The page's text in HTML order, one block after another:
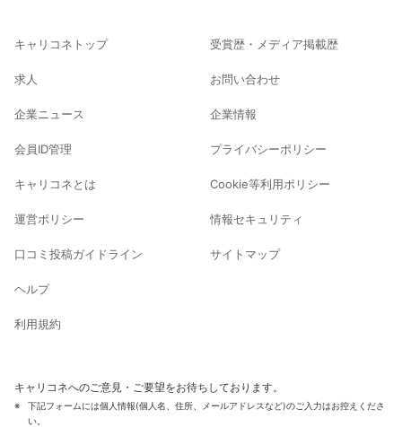
キャリコネトップ
求人
企業ニュース
会員ID管理
キャリコネとは
運営ポリシー
口コミ投稿ガイドライン
ヘルプ
利用規約
受賞歴・メディア掲載歴
お問い合わせ
企業情報
プライバシーポリシー
Cookie等利用ポリシー
情報セキュリティ
サイトマップ
キャリコネへのご意見・ご要望をお待ちしております。
下記フォームには個人情報(個人名、住所、メールアドレスなど)のご入力はお控えくださ
い。